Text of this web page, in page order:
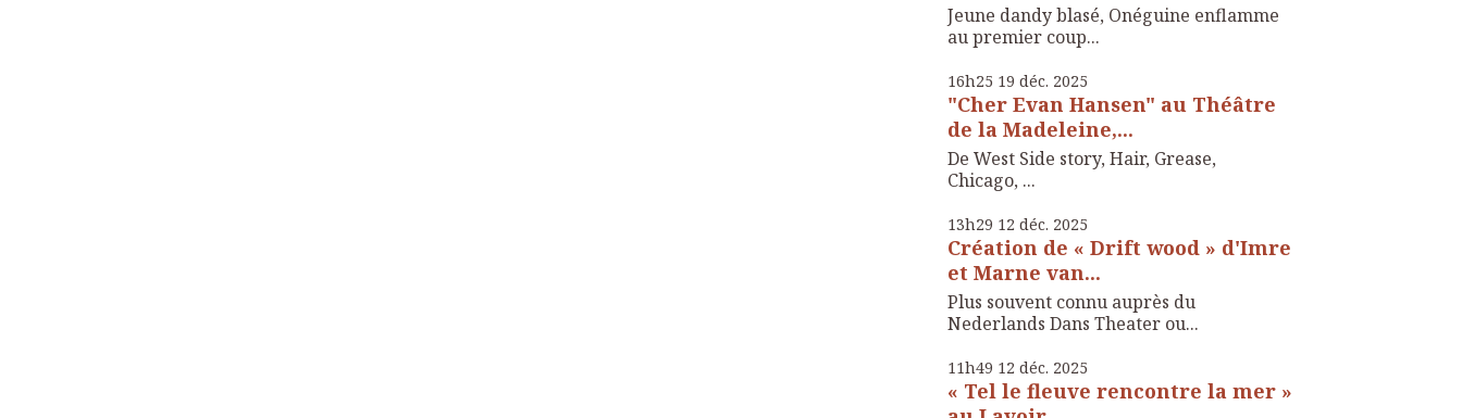
Jeune dandy blasé, Onéguine enflamme
au premier coup...
16h25 19 déc. 2025
"Cher Evan Hansen" au Théâtre
de la Madeleine,...
De West Side story, Hair, Grease,
Chicago, ...
13h29 12 déc. 2025
Création de « Drift wood » d'Imre
et Marne van...
Plus souvent connu auprès du
Nederlands Dans Theater ou...
11h49 12 déc. 2025
« Tel le fleuve rencontre la mer »